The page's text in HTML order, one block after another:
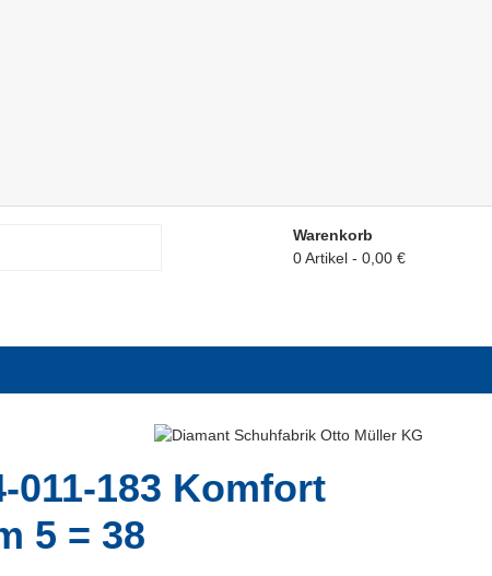
Warenkorb
0 Artikel
0,00 €
011-183 Komfort
5 = 38